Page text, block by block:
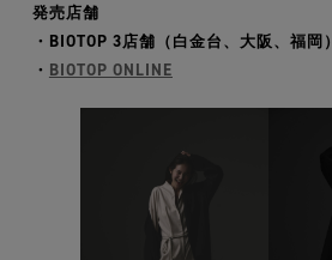
発売店舗
・BIOTOP 3店舗（白金台、大阪、福岡）
・ BIOTOP ONLINE